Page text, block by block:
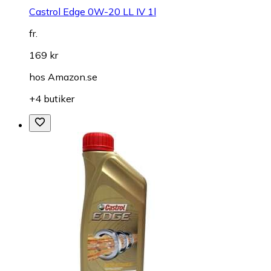
Castrol Edge 0W-20 LL IV 1l
fr.
169 kr
hos Amazon.se
+4 butiker